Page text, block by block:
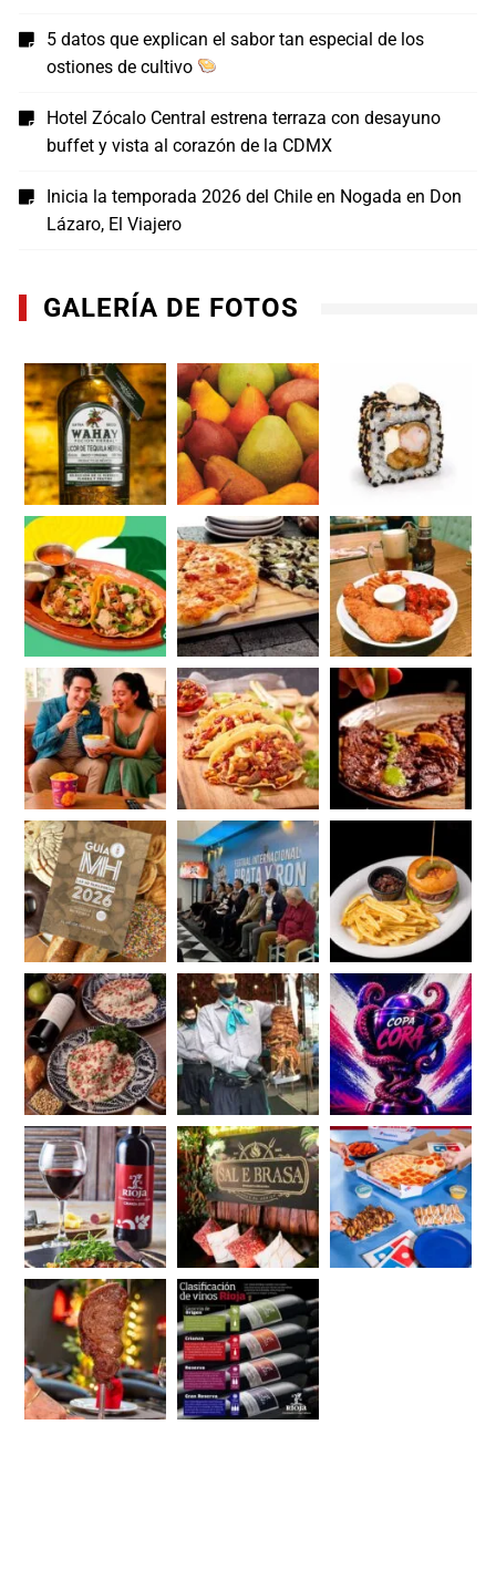
5 datos que explican el sabor tan especial de los
ostiones de cultivo
Hotel Zócalo Central estrena terraza con desayuno
buffet y vista al corazón de la CDMX
Inicia la temporada 2026 del Chile en Nogada en Don
Lázaro, El Viajero
GALERÍA DE FOTOS